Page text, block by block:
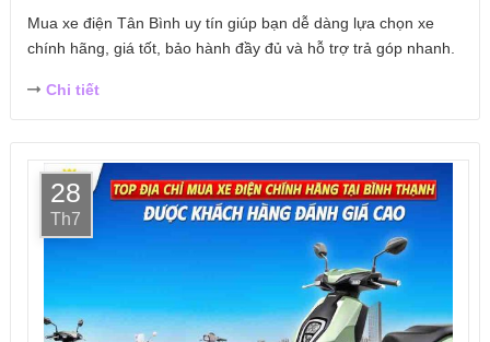
Mua xe điện Tân Bình uy tín giúp bạn dễ dàng lựa chọn xe
chính hãng, giá tốt, bảo hành đầy đủ và hỗ trợ trả góp nhanh.
Chi tiết
28
Th7